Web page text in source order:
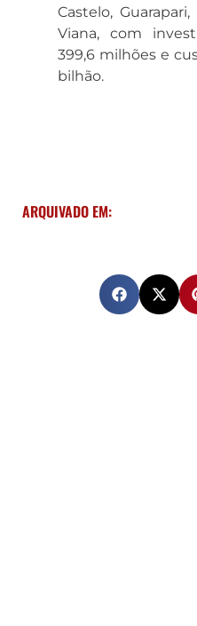
Castelo,
Viana, com
399,6 milhões e
bilhão.
ARQUIVADO EM: